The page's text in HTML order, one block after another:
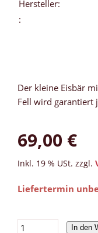
Hersteller:
:
Der kleine Eisbär
Fell wird garantiert
69,00 €
Inkl. 19 % USt. zzgl.
Liefertermin
In den